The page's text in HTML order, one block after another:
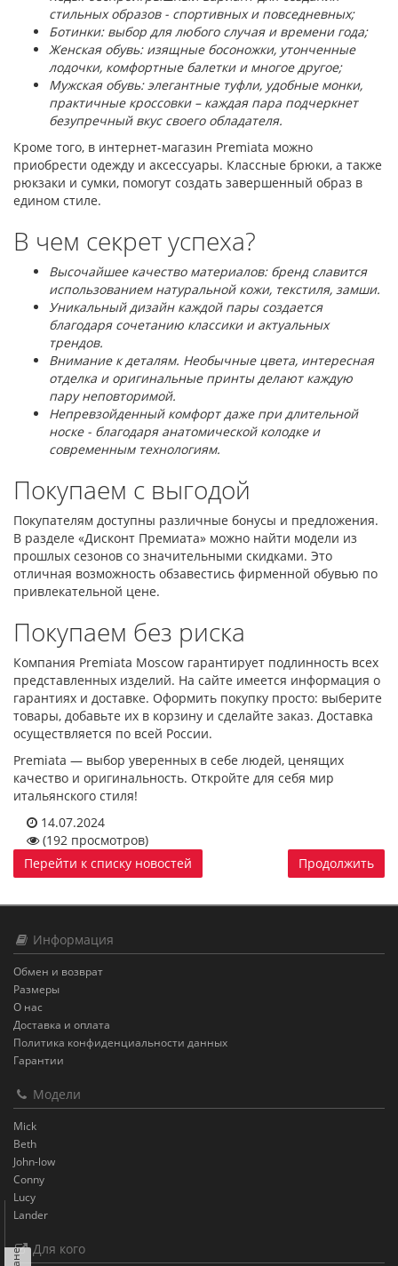
стильных образов - спортивных и повседневных;
Ботинки: выбор для любого случая и времени года;
Женская обувь: изящные босоножки, утонченные
лодочки, комфортные балетки и многое другое;
Мужская обувь: элегантные туфли, удобные монки,
практичные кроссовки – каждая пара подчеркнет
безупречный вкус своего обладателя.
Кроме того, в интернет-магазин Premiata можно
приобрести одежду и аксессуары. Классные брюки, а также
рюкзаки и сумки, помогут создать завершенный образ в
едином стиле.
В чем секрет успеха?
Высочайшее качество материалов: бренд славится
использованием натуральной кожи, текстиля, замши.
Уникальный дизайн каждой пары создается
благодаря сочетанию классики и актуальных
трендов.
Внимание к деталям. Необычные цвета, интересная
отделка и оригинальные принты делают каждую
пару неповторимой.
Непревзойденный комфорт даже при длительной
носке - благодаря анатомической колодке и
современным технологиям.
Покупаем с выгодой
Покупателям доступны различные бонусы и предложения.
В разделе «Дисконт Премиата» можно найти модели из
прошлых сезонов со значительными скидками. Это
отличная возможность обзавестись фирменной обувью по
привлекательной цене.
Покупаем без риска
Компания Premiata Moscow гарантирует подлинность всех
представленных изделий. На сайте имеется информация о
гарантиях и доставке. Оформить покупку просто: выберите
товары, добавьте их в корзину и сделайте заказ. Доставка
осуществляется по всей России.
Premiata — выбор уверенных в себе людей, ценящих
качество и оригинальность. Откройте для себя мир
итальянского стиля!
14.07.2024
(192 просмотров)
Перейти к списку новостей
Продолжить
Информация
Обмен и возврат
Размеры
О нас
Доставка и оплата
Политика конфиденциальности данных
Гарантии
Модели
Mick
Beth
John-low
Conny
Lucy
Lander
Для кого